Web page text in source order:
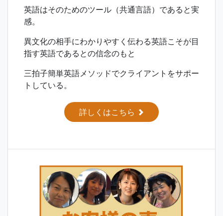
英語はそのためのツール（共通言語）であると実
感。
異文化の相手にわかりやすく伝わる英語こそが目
指す英語であるとの信念のもと
三拍子簡単英語メソッドでクライアントをサポー
トしている。
詳しくはこちら